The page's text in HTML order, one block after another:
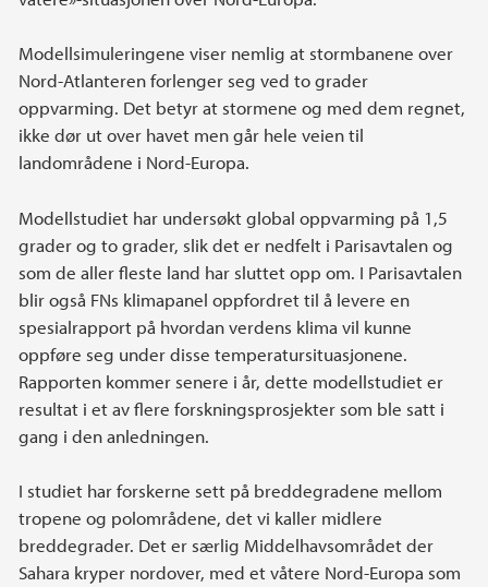
Modellsimuleringene viser nemlig at stormbanene over
Nord-Atlanteren forlenger seg ved to grader
oppvarming. Det betyr at stormene og med dem regnet,
ikke dør ut over havet men går hele veien til
landområdene i Nord-Europa.
Modellstudiet har undersøkt global oppvarming på 1,5
grader og to grader, slik det er nedfelt i Parisavtalen og
som de aller fleste land har sluttet opp om. I Parisavtalen
blir også FNs klimapanel oppfordret til å levere en
spesialrapport på hvordan verdens klima vil kunne
oppføre seg under disse temperatursituasjonene.
Rapporten kommer senere i år, dette modellstudiet er
resultat i et av flere forskningsprosjekter som ble satt i
gang i den anledningen.
I studiet har forskerne sett på breddegradene mellom
tropene og polområdene, det vi kaller midlere
breddegrader. Det er særlig Middelhavsområdet der
Sahara kryper nordover, med et våtere Nord-Europa som